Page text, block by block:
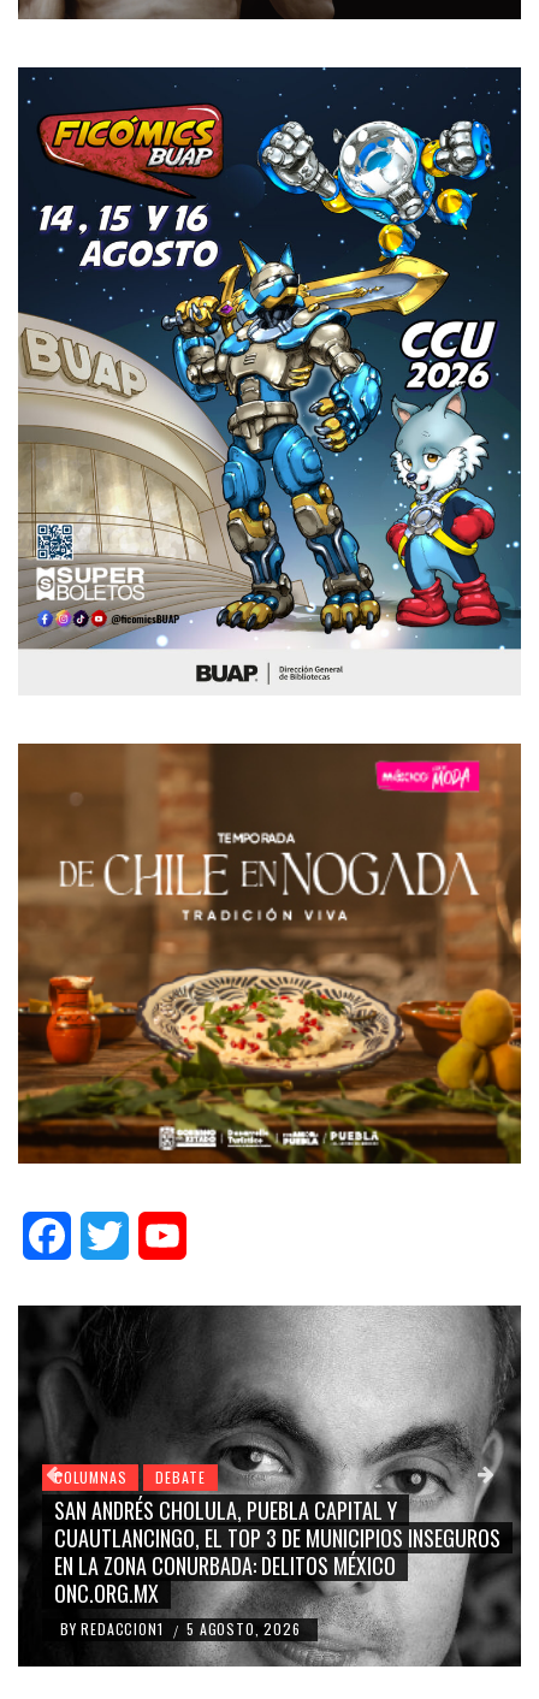
FacebookTwitter
COLUMNAS DEBATE
GRACE PALOMARES, NAY SALVATORI, SERGIO MAYER,
CARMEN SALINAS “LA CORCHOLATA”, CUAUHTÉMOC
BLANCO, SILVIA PINAL: LA TRIVIALIZACIÓN Y
RIDICULIZACIÓN DE LA REPRESENTACIÓN CIUDADANA
BY REDACCION1 / 4 AGOSTO, 2026